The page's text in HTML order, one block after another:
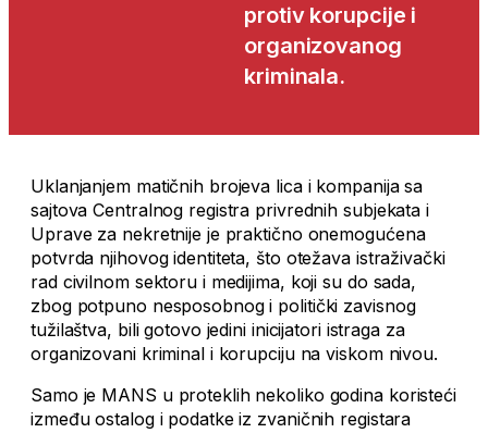
protiv korupcije i
organizovanog
kriminala.
Uklanjanjem matičnih brojeva lica i kompanija sa
sajtova Centralnog registra privrednih subjekata i
Uprave za nekretnije je praktično onemogućena
potvrda njihovog identiteta, što otežava istraživački
rad civilnom sektoru i medijima, koji su do sada,
zbog potpuno nesposobnog i politički zavisnog
tužilaštva, bili gotovo jedini inicijatori istraga za
organizovani kriminal i korupciju na viskom nivou.
Samo je MANS u proteklih nekoliko godina koristeći
između ostalog i podatke iz zvaničnih registara